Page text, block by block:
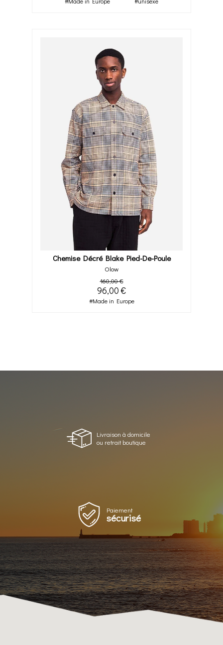
Chemise Décré Blake Pied-De-Poule
Olow
160,00 €
96,00 €
#Made in Europe
Livraison à domicile
ou retrait boutique
Paiement
sécurisé